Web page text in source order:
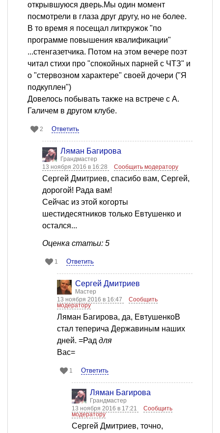
открывшуюся дверь.Мы один момент
посмотрели в глаза друг другу, но не более.
В то время я посещал литкружок "по
программе повышения квалификации"
...стенгазетчика. Потом на этом вечере поэт
читал стихи про "спокойных парней с ЧТЗ" и
о "стервозном характере" своей дочери ("Я
подкуплен")
Довелось побывать также на встрече с А.
Галичем в другом клубе.
2 Ответить
Ляман Багирова
Грандмастер
13 ноября 2016 в 16:28
Сообщить модератору
Сергей Дмитриев, спасибо вам, Сергей,
дорогой! Рада вам!
Сейчас из этой когорты
шестидесятников только Евтушенко и
остался...
Оценка статьи: 5
1 Ответить
Сергей Дмитриев
Мастер
13 ноября 2016 в 16:47
Сообщить
модератору
Ляман Багирова, да, ЕвтушенкоВ
стал теперича Державиным наших
дней. =Рад для
Вас=
1 Ответить
Ляман Багирова
Грандмастер
13 ноября 2016 в 17:21
Сообщить
модератору
Сергей Дмитриев, точно,